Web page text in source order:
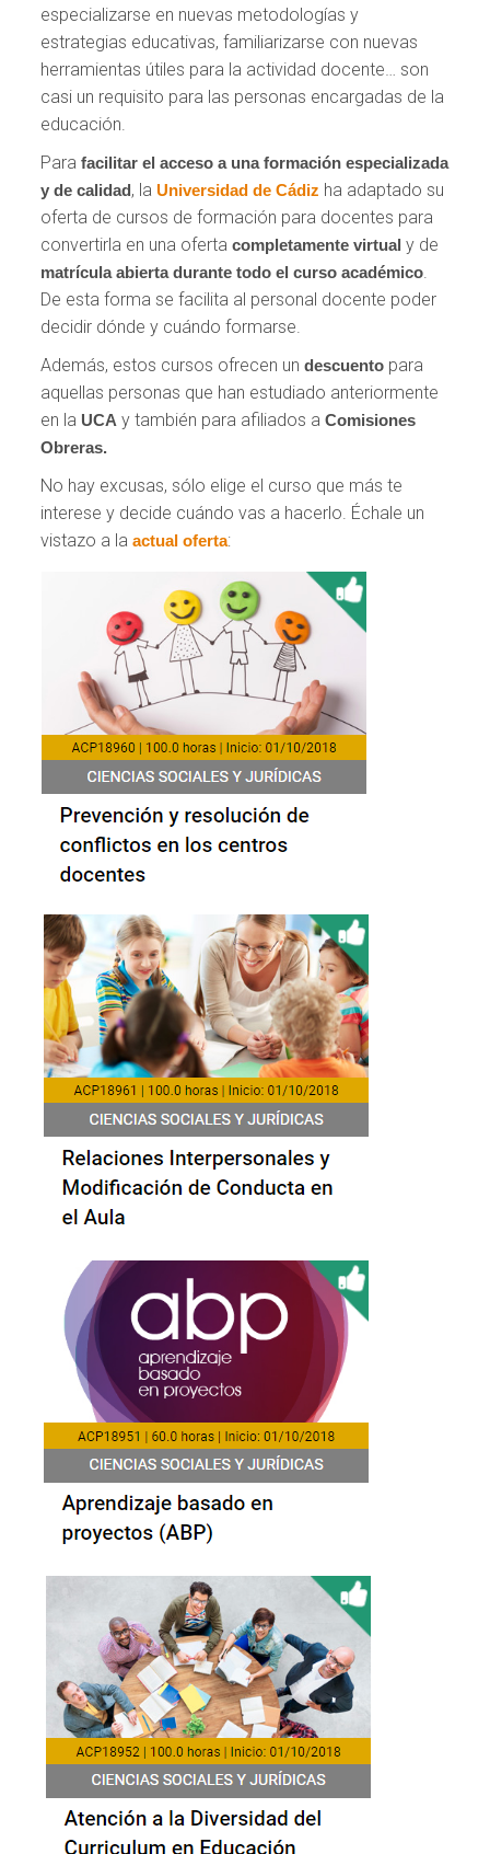
especializarse en nuevas metodologías y
estrategias educativas, familiarizarse con nuevas
herramientas útiles para la actividad docente… son
casi un requisito para las personas encargadas de la
educación.
Parafacilitar el acceso a una formación especializada
y de calidad, laUniversidad de Cádiz ha adaptado su
oferta de cursos de formación para docentes para
convertirla en una ofertacompletamente virtual y de
matrícula abierta durante todo el curso académico.
De esta forma se facilita al personal docente poder
decidir dónde y cuándo formarse.
Además, estos cursos ofrecen undescuento para
aquellas personas que han estudiado anteriormente
en la UCA y también para afiliados aComisiones
Obreras.
No hay excusas, sólo elige el curso que más te
interese y decide cuándo vas a hacerlo. Échale un
vistazo a laactual oferta: